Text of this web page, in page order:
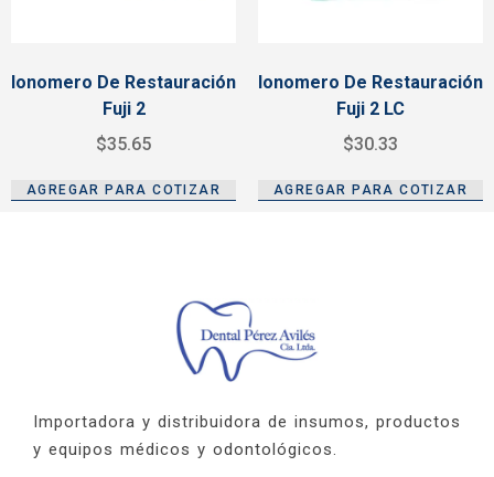
Ionomero De Restauración
Fuji 2
$35.65
AGREGAR PARA COTIZAR
Ionomero De Restauración
Fuji 2 LC
$30.33
AGREGAR PARA COTIZAR
Importadora y distribuidora de insumos, productos
y equipos médicos y odontológicos.